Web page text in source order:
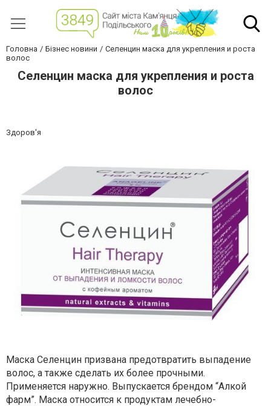
Головна Бізнес новини
Селенцин маска для укрепления и роста
волос
Селенцин маска для укрепления и роста
волос
Здоров'я
Маска Селенцин призвана предотвратить выпадение
волос, а также сделать их более прочными.
Применяется наружно. Выпускается брендом “Алкой
фарм”. Маска относится к продуктам лечебно-